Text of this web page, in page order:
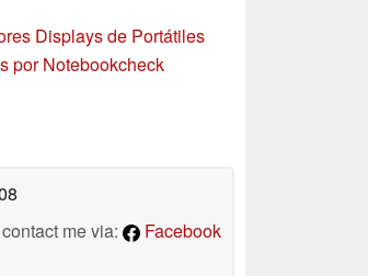
Displays de Portátiles
por Notebookcheck
contact me via:
Facebook